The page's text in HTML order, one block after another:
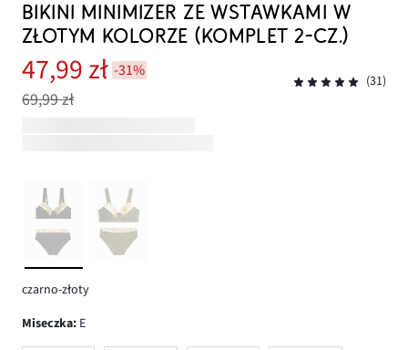
BIKINI MINIMIZER ZE WSTAWKAMI W
ZŁOTYM KOLORZE (KOMPLET 2-CZ.)
47,99 zł -31%
69,99 zł
(31)
czarno-złoty
Miseczka: E